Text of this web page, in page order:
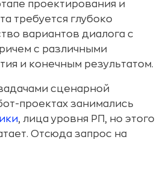
проектирования и
требуется глубоко
вариантов диалога с
с различными
и конечным результатом.
сценарной
проектах занимались
, лица уровня РП, но этого
Отсюда запрос на